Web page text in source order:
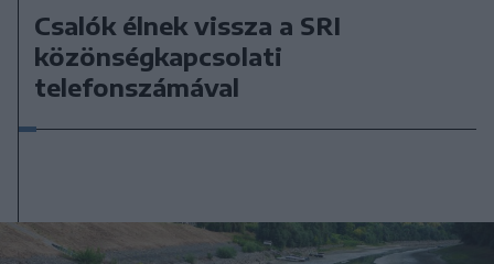
Csalók élnek vissza a SRI
közönségkapcsolati
telefonszámával